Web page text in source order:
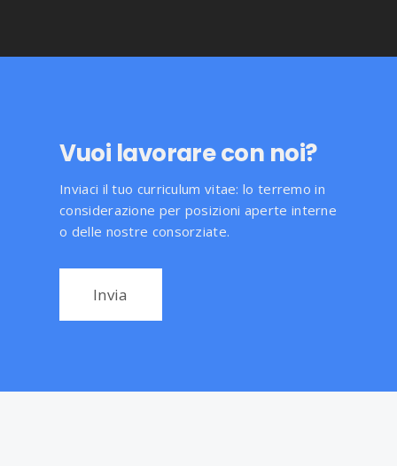
Vuoi lavorare con noi?
Inviaci il tuo curriculum vitae: lo terremo in
considerazione per posizioni aperte interne
o delle nostre consorziate.
Invia